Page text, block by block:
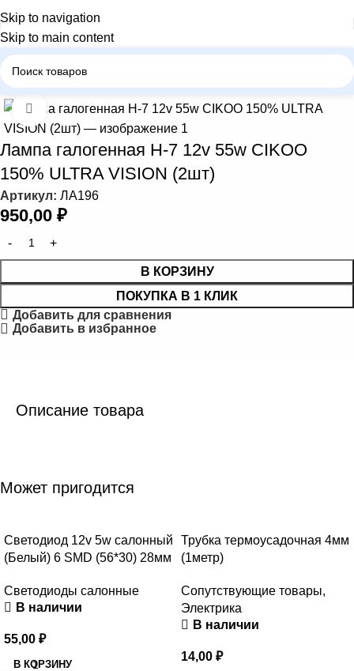
Skip to navigation
Skip to main content
Главная Автомобильные лампы Лампа галогенная Н-7
Нажмите, чтобы увеличить
Лампа галогенная Н-7 12v 55w CIKOO
150% ULTRA VISION (2шт)
Артикул: ЛА196
950,00 ₽
В КОРЗИНУ
ПОКУПКА В 1 КЛИК
Добавить для сравнения
Добавить в избранное
Описание товара
Может пригодится
Светодиод 12v 5w салонный
(Белый) 6 SMD (56*30) 28мм
Светодиоды салонные
В наличии
55,00 ₽
В КОРЗИНУ
Трубка термоусадочная 4мм
(1метр)
Сопутствующие товары,
Электрика
В наличии
14,00 ₽